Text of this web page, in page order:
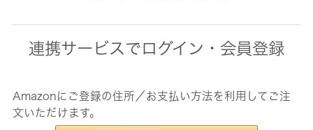
連携サービスでログイン・会員登録
Amazonにご登録の住所／お支払い方法を利用してご注
文いただけます。